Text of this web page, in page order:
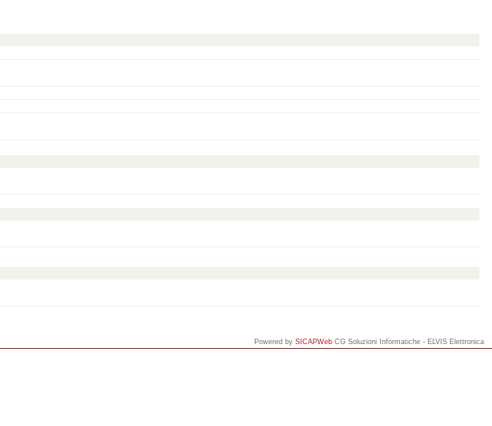
Powered by SICAPWeb CG Soluzioni Informatiche - ELVIS Elettronica